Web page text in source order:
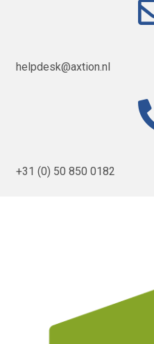
helpdesk@axtion.nl
+31 (0) 50 850 0182